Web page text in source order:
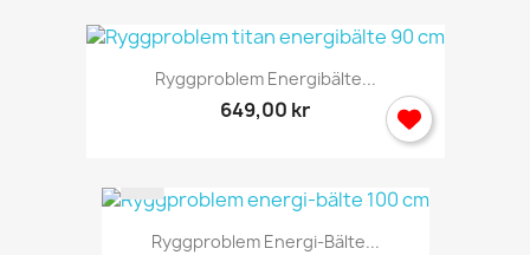
Ryggproblem Energibälte...
649,00 kr
Ryggproblem Energi-Bälte...